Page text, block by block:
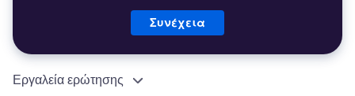
Συνέχεια
Εργαλεία ερώτησης